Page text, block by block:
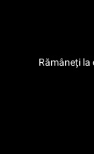
Rămâneți la